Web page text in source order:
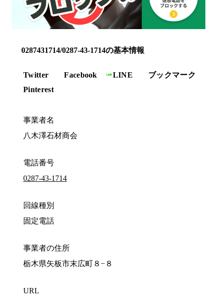
0287431714/0287-43-1714の基本情報
Twitter Facebook LINE
ブックマーク
Pinterest
事業者名
八木澤石材商会
電話番号
0287-43-1714
回線種別
固定電話
事業者の住所
栃木県矢板市末広町８−８
URL